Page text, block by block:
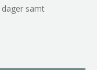
samt